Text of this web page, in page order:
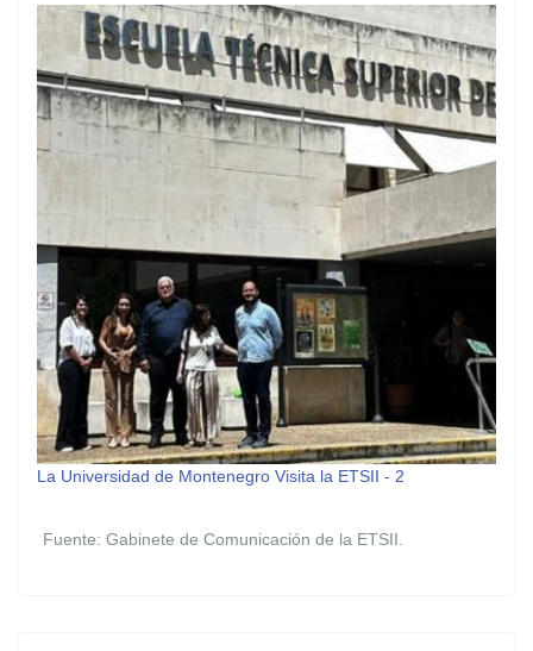
La Universidad de Montenegro Visita la ETSII - 2
Fuente: Gabinete de Comunicación de la ETSII.